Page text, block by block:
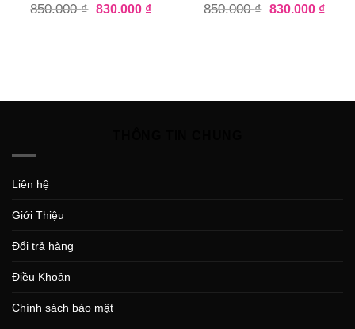
850.000₫ 830.000 ₫ 850.000₫ 830.000 ₫
Liên hệ
Giới Thiệu
Đổi trả hàng
Điều Khoản
Chính sách bảo mật